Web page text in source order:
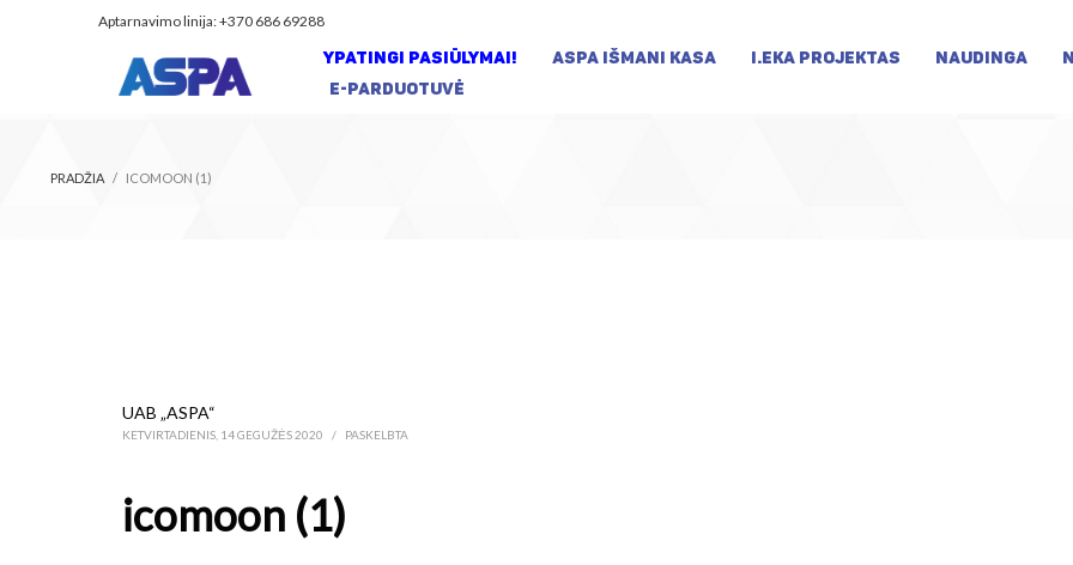
Aptarnavimo linija: +370 686 69288
YPATINGI PASIŪLYMAI! ASPA IŠMANI KASA I.EKA PROJEKTAS NAUDINGA
E-PARDUOTUVĖ
PRADŽIA ICOMOON (1)
UAB „ASPA“
KETVIRTADIENIS, 14 GEGUŽĖS 2020 / PASKELBTA
icomoon (1)